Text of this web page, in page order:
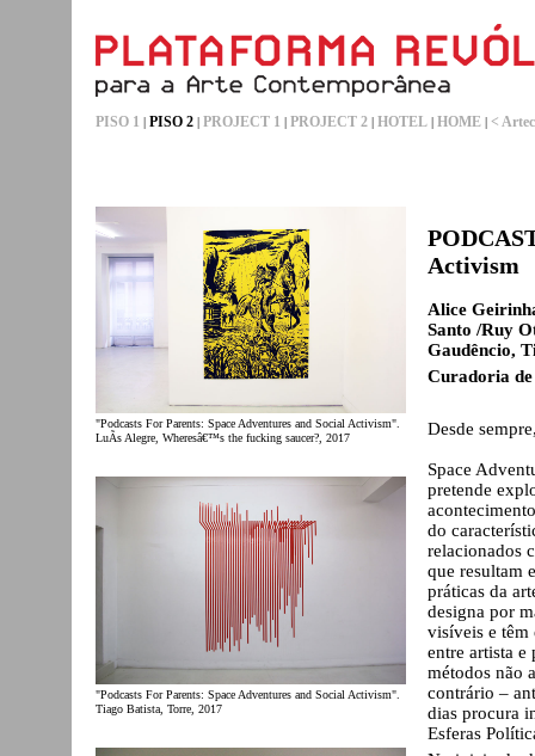
PISO 1 | PISO 2 | PROJECT 1 | PROJECT 2 | HOTEL | HOME | <
"Podcasts For Parents: Space Adventures and Social Activism".
LuÃ­s Alegre, Wheresâ€™s the fucking saucer?, 2017
"Podcasts For Parents: Space Adventures and Social Activism".
Tiago Batista, Torre, 2017
Activism
Alice
Santo /Ruy
Gaudêncio,
Curadoria
Desde
Space
pretende
do
relacionados
que resultam
práticas da
designa por
visíveis e têm
entre artista
métodos não
contrário –
dias procura
Esferas